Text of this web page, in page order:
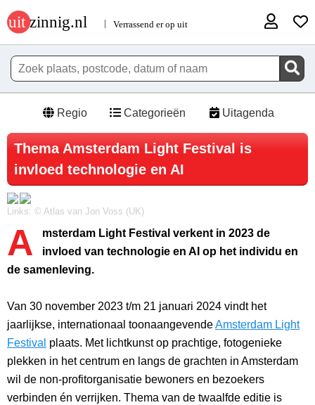
Regio Categorieën Uitagenda
Thema Amsterdam Light Festival is
invloed technologie en AI
Links: © Atlas van Jon Voss (UK)
A
msterdam Light Festival verkent in 2023 de
invloed van technologie en AI op het individu en
de samenleving.
Van 30 november 2023 t/m 21 januari 2024 vindt het
jaarlijkse, internationaal toonaangevendeAmsterdam Light
Festival plaats. Met lichtkunst op prachtige, fotogenieke
plekken in het centrum en langs de grachten in Amsterdam
wil de non-profitorganisatie bewoners en bezoekers
verbinden én verrijken. Thema van de twaalfde editie is